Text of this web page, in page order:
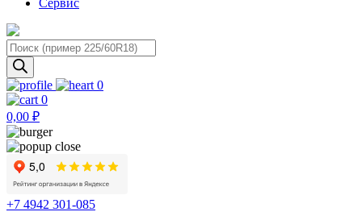
Сервис
Поиск
товаров
0
0
0,00 ₽
+7 4942 301-085